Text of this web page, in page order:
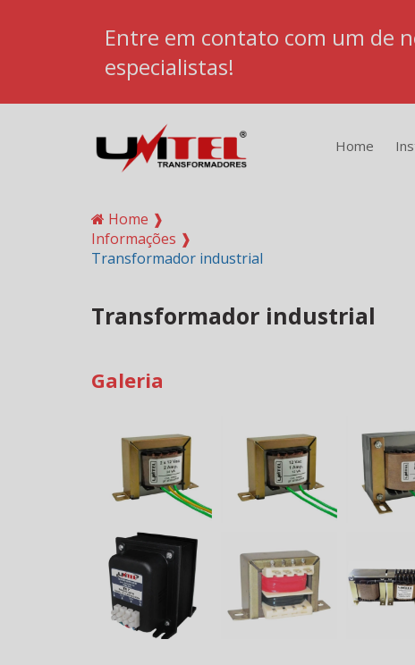
Entre em contato com um de
especialistas!
Home
Home ❱
Informações ❱
Transformador industrial
Transformador industrial
Galeria